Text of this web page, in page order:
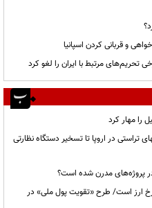
و قربانی کردن اسپانیا
تحریم‌های مرتبط با ایران را لغو کرد
را مهار کرد
تراستی در اروپا تا تسخیر دستگاه نظارتی
پروژه‌های مدرن شده است؟
ارز است/ طرح «تقویت پول ملی» در